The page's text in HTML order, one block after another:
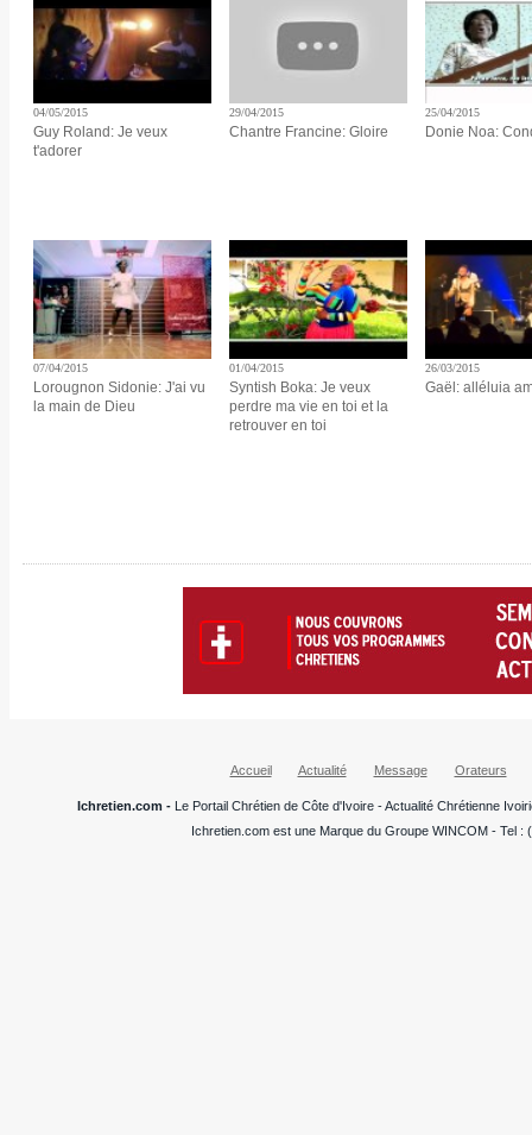
04/05/2015
Guy Roland: Je veux
t'adorer
29/04/2015
Chantre Francine: Gloire
25/04/2015
Donie Noa:
07/04/2015
Lorougnon Sidonie: J'ai vu
la main de Dieu
01/04/2015
Syntish Boka: Je veux
perdre ma vie en toi et la
retrouver en toi
26/03/2015
Gaël: alléluia
Accueil Actualité Message Orateurs
Ichretien.com - Le Portail Chrétien de Côte d'Ivoire - Actualité Chrétienne
Ichretien.com est une Marque du Groupe WINCOM - Tel :